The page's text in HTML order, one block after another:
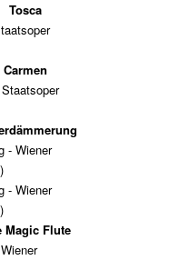
Tosca
Carmen
- Wiener
- Wiener
Magic Flute